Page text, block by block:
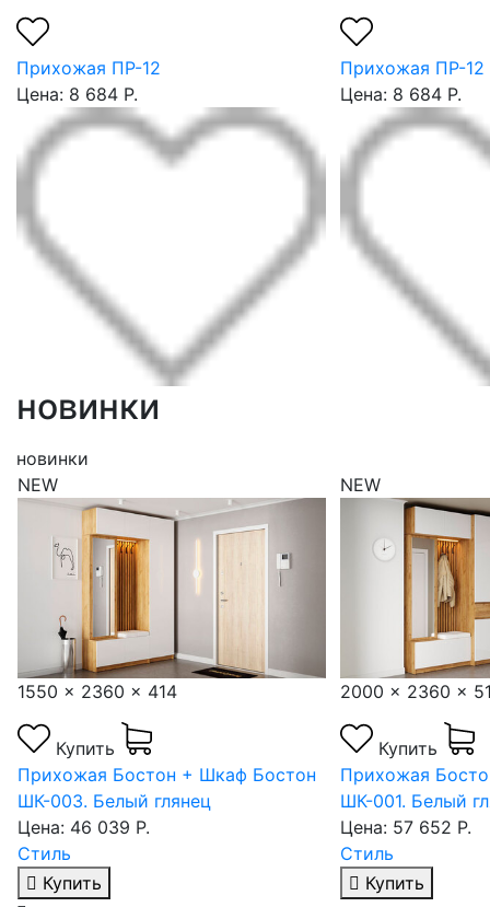
Прихожая ПР-12
Цена: 8 684 Р.
Прихожая ПР-12
Цена: 8 684 Р.
новинки
новинки
NEW
1550 x 2360 x 414
Купить
Прихожая Бостон + Шкаф Бостон
ШК-003. Белый глянец
Цена: 46 039 Р.
Стиль
Купить
NEW
2000 x 2360 x
Купить
Прихожая
ШК-001. Белый
Цена: 57 652 Р.
Стиль
Купить